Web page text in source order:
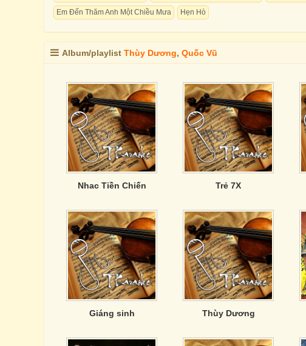
Em Đến Thăm Anh Một Chiều Mưa
Hẹn Hò
Album/playlist Thùy Dương, Quốc Vũ
Nhac Tiền Chiến Trẻ 7X
Giáng sinh Thùy Dương